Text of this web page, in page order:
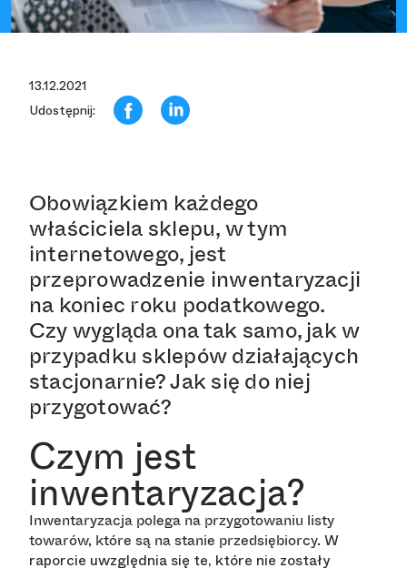
13.12.2021
Udostępnij:
Obowiązkiem każdego
właściciela sklepu, w tym
internetowego, jest
przeprowadzenie inwentaryzacji
na koniec roku podatkowego.
Czy wygląda ona tak samo, jak w
przypadku sklepów działających
stacjonarnie? Jak się do niej
przygotować?
Czym jest
inwentaryzacja?
Inwentaryzacja polega na przygotowaniu listy
towarów, które są na stanie przedsiębiorcy. W
raporcie uwzględnia się te, które nie zostały